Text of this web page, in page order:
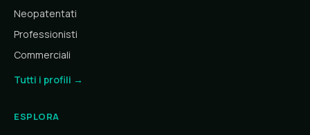
Neopatentati
Professionisti
Commerciali
Tutti i profili →
ESPLORA